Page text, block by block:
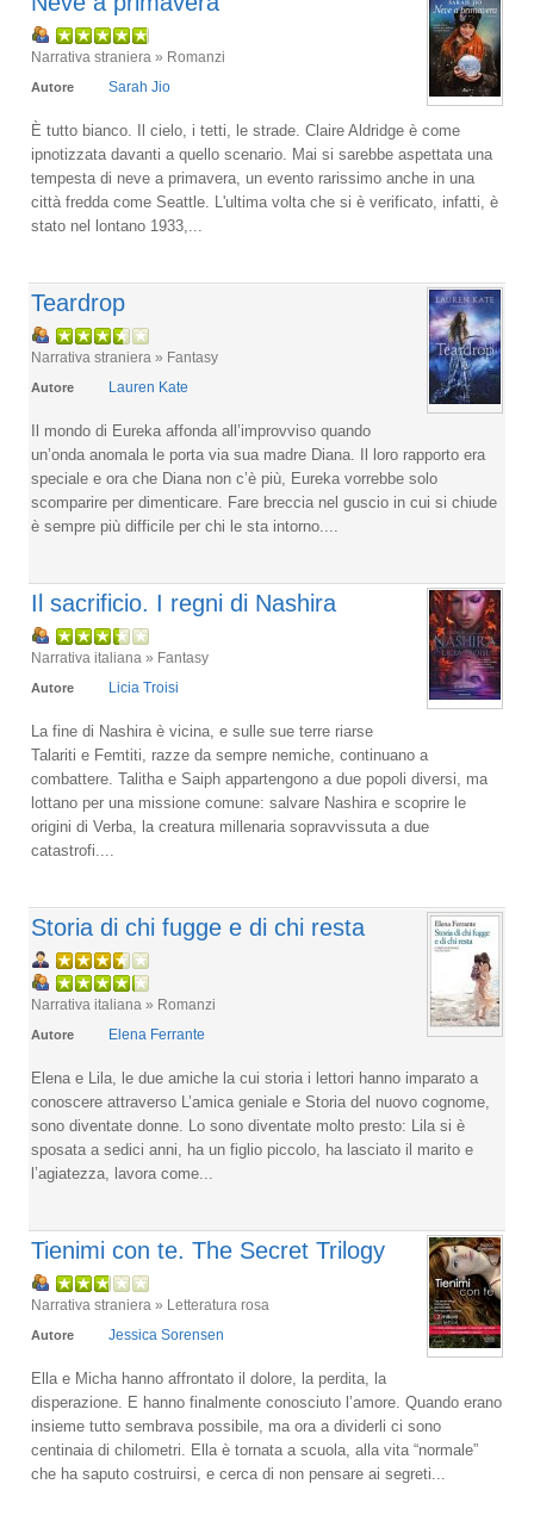
Narrativa straniera » Romanzi
Autore Sarah Jio
È tutto bianco. Il cielo, i tetti, le strade. Claire Aldridge è come
ipnotizzata davanti a quello scenario. Mai si sarebbe aspettata una
tempesta di neve a primavera, un evento rarissimo anche in una
città fredda come Seattle. L'ultima volta che si è verificato, infatti, è
stato nel lontano 1933,...
Teardrop
Narrativa straniera » Fantasy
Autore Lauren Kate
Il mondo di Eureka affonda all’improvviso quando
un’onda anomala le porta via sua madre Diana. Il loro rapporto era
speciale e ora che Diana non c’è più, Eureka vorrebbe solo
scomparire per dimenticare. Fare breccia nel guscio in cui si chiude
è sempre più difficile per chi le sta intorno....
Il sacrificio. I regni di Nashira
Narrativa italiana » Fantasy
Autore Licia Troisi
La fine di Nashira è vicina, e sulle sue terre riarse
Talariti e Femtiti, razze da sempre nemiche, continuano a
combattere. Talitha e Saiph appartengono a due popoli diversi, ma
lottano per una missione comune: salvare Nashira e scoprire le
origini di Verba, la creatura millenaria sopravvissuta a due
catastrofi....
Storia di chi fugge e di chi resta
Narrativa italiana » Romanzi
Autore Elena Ferrante
Elena e Lila, le due amiche la cui storia i lettori hanno imparato a
conoscere attraverso L’amica geniale e Storia del nuovo cognome,
sono diventate donne. Lo sono diventate molto presto: Lila si è
sposata a sedici anni, ha un figlio piccolo, ha lasciato il marito e
l’agiatezza, lavora come...
Tienimi con te. The Secret Trilogy
Narrativa straniera » Letteratura rosa
Autore Jessica Sorensen
Ella e Micha hanno affrontato il dolore, la perdita, la
disperazione. E hanno finalmente conosciuto l’amore. Quando erano
insieme tutto sembrava possibile, ma ora a dividerli ci sono
centinaia di chilometri. Ella è tornata a scuola, alla vita “normale”
che ha saputo costruirsi, e cerca di non pensare ai segreti...